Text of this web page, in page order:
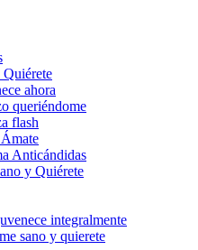
ahora
queriéndome
flash
Anticándidas
y Quiérete
integralmente
sano y quierete